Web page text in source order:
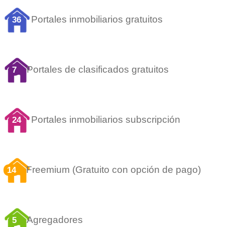
36 Portales inmobiliarios gratuitos
7 Portales de clasificados gratuitos
24 Portales inmobiliarios subscripción
14 Freemium (Gratuito con opción de pago)
5 Agregadores